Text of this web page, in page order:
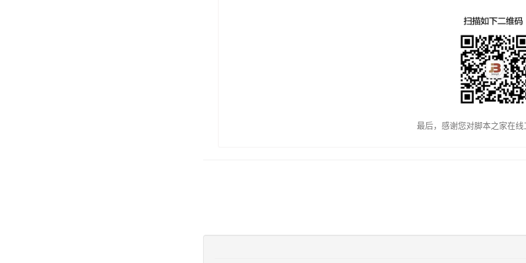
最后，感谢您对脚本之家在线